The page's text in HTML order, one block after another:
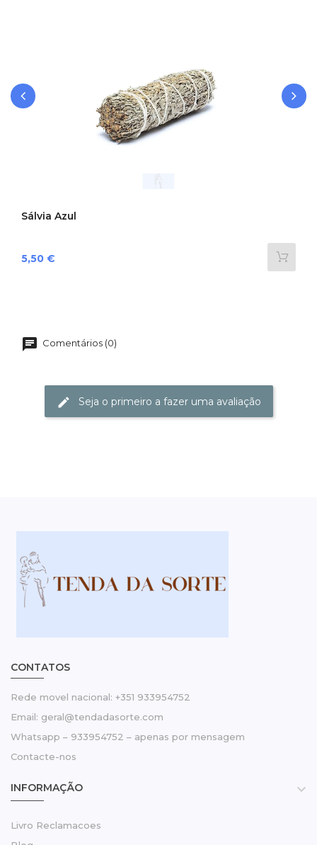
Sálvia Azul
Preço
5,50 €
Comentários (0)
Seja o primeiro a fazer uma avaliação
CONTATOS
Rede movel nacional: +351 933954752
Email: geral@tendadasorte.com
Whatsapp – 933954752 – apenas por mensagem
Contacte-nos
INFORMAÇÃO 
Livro Reclamacoes